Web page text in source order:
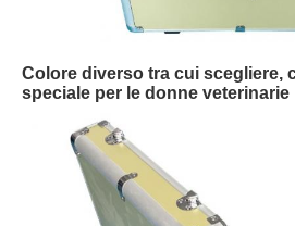
Colore diverso tra cui scegliere,
speciale per le donne veterinarie